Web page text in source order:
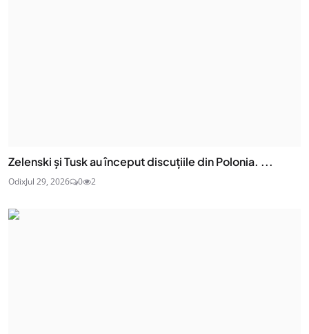
Zelenski și Tusk au început discuțiile din Polonia. ...
OdixJul 29, 2026 0 2